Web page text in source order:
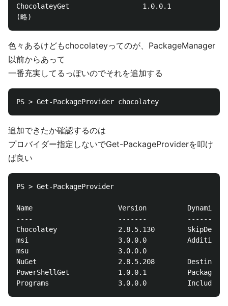
ChocolateyGet                  1.0.0.1
色々あるけどもchocolateyってのが、PackageManager
以前からあって
一番充実してるっぽいのでそれを追加する
追加できたか確認するのは
プロバイダー指定しないでGet-PackageProviderを叩け
ば良い
PS > Get-PackageProvider
Name
----
Chocolatey               2.8.5.130
msi
msu
NuGet                    2.8.5.208
PowerShellGet            1.0.0.1